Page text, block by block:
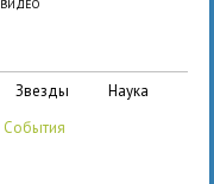
ВИДЕО
звезды
наука
события